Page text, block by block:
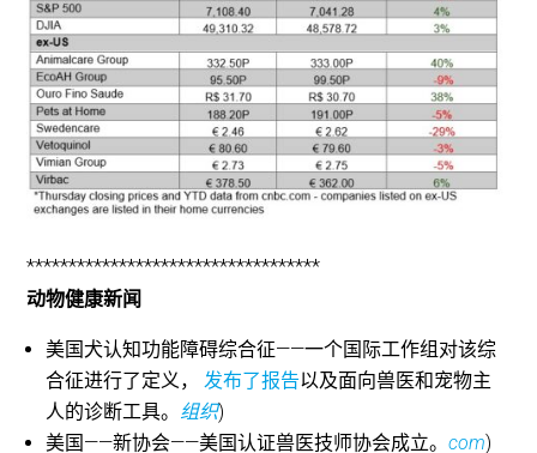
***********************************
动物健康新闻
美国犬认知功能障碍综合征——一个国际工作组对该综
合征进行了定义，发布了报告以及面向兽医和宠物主
人的诊断工具。 组织)
美国——新协会——美国认证兽医技师协会成立。com)